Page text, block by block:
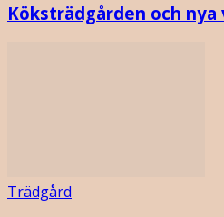
Köksträdgården och
Trädgård